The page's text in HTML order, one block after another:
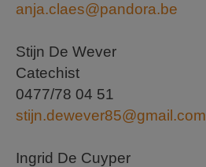
anja.claes@pandora.be
Stijn De Wever
Catechist
0477/78 04 51
stijn.dewever85@gmail.com
Ingrid De Cuyper